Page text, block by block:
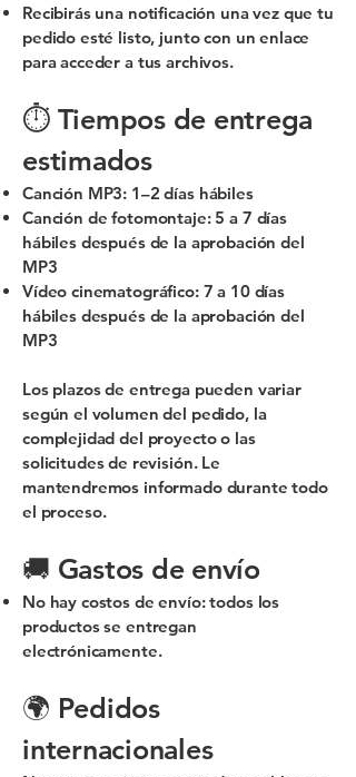
Recibirás una notificación una vez que tu
pedido esté listo, junto con un enlace
para acceder a tus archivos.
⏱ Tiempos de entrega
estimados
Canción MP3: 1–2 días hábiles
Canción de fotomontaje: 5 a 7 días
hábiles después de la aprobación del
MP3
Vídeo cinematográfico: 7 a 10 días
hábiles después de la aprobación del
MP3
Los plazos de entrega pueden variar
según el volumen del pedido, la
complejidad del proyecto o las
solicitudes de revisión. Le
mantendremos informado durante todo
el proceso.
🚚 Gastos de envío
No hay costos de envío: todos los
productos se entregan
electrónicamente.
🌍 Pedidos
internacionales